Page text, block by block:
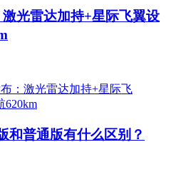
光雷达加持+星际飞翼设
和普通版有什么区别？